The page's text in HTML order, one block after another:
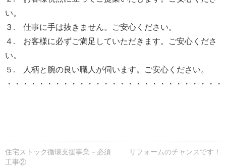
い。
３. 仕事に手は抜きません。ご安心ください。
４. お客様に必ずご満足していただきます。ご安心くださ
い。
５. 人柄と腕の良い職人が伺います。ご安心ください。
・・・・・・・・・・・・・・・・・・・・・・・・・・
住宅ストック循環支援事業－必須
工事②
リフォームのチャンスです！